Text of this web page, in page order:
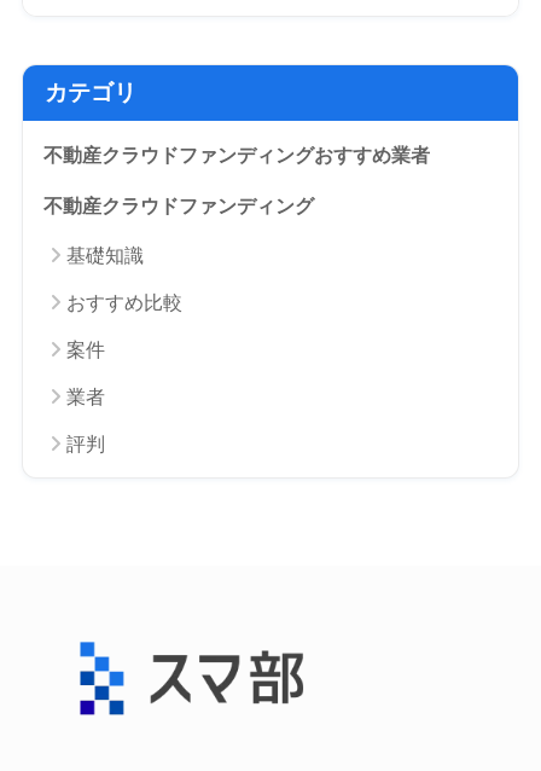
カテゴリ
不動産クラウドファンディングおすすめ業者
不動産クラウドファンディング
基礎知識
おすすめ比較
案件
業者
評判